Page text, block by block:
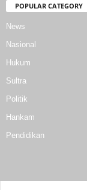
POPULAR CATEGORY
News
Nasional
Hukum
Sultra
Politik
Hankam
Pendidikan